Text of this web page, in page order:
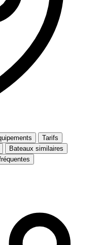
Tarifs
Bateaux similaires